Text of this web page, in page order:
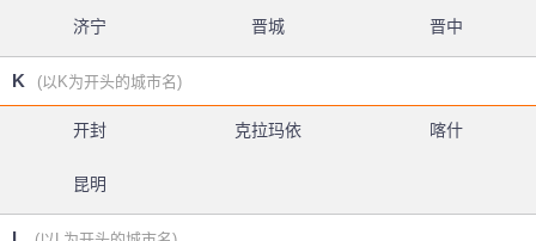
济宁 晋城 晋中
K (以K为开头的城市名)
开封 克拉玛依 喀什
昆明